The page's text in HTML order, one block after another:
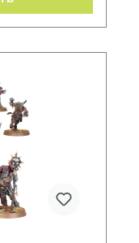
Rundbase
enthält
neutral zu
passt.